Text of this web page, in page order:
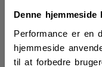
Denne
Performance er en
hjemmeside
til at forbedre
LÆG I KURV
FIND I BUTIK